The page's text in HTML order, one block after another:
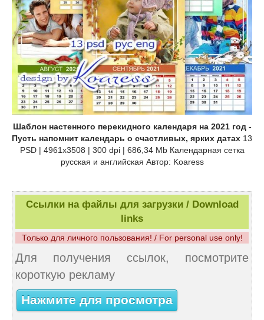
Шаблон настенного перекидного календаря на 2021 год -
Пусть напомнит календарь о счастливых, ярких датах 13
PSD | 4961x3508 | 300 dpi | 686,34 Mb Календарная сетка
русская и английская Автор: Koaress
Ссылки на файлы для загрузки / Download
links
Только для личного пользования! / For personal use only!
Для получения ссылок, посмотрите
короткую рекламу
Нажмите для просмотра